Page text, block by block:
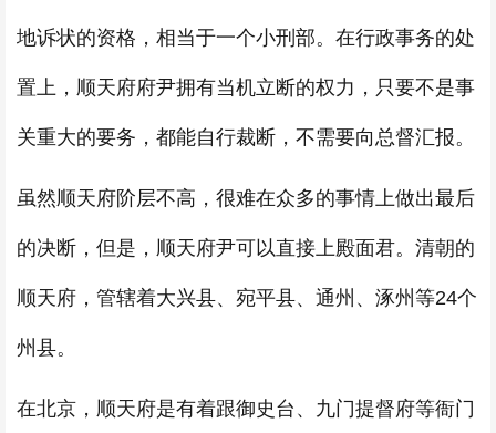
地诉状的资格，相当于一个小刑部。在行政事务的处
置上，顺天府府尹拥有当机立断的权力，只要不是事
关重大的要务，都能自行裁断，不需要向总督汇报。
虽然顺天府阶层不高，很难在众多的事情上做出最后
的决断，但是，顺天府尹可以直接上殿面君。清朝的
顺天府，管辖着大兴县、宛平县、通州、涿州等24个
州县。
在北京，顺天府是有着跟御史台、九门提督府等衙门